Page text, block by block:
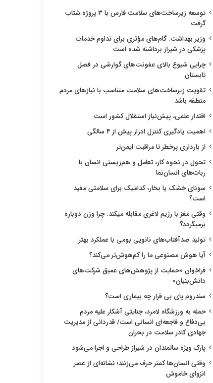
توسعه زیرساخت‌های سلامت فارس با ۳ پروژه شتاب
گرفت
وزیر بهداشت: گام‌های مؤثری برای تداوم خدمات
پزشکی در شیراز برداشته شده است
چرایی شیوع بالای عفونت‌های گوارشی در فصل
تابستان
تقویت زیرساخت‌های سلامت متناسب با نیازهای مردم
منطقه باشد
اقتدار علمی، پیش‌نیاز استقلال کشور است
اهمیت یادگیری کنترل ادرار پیش از ۴ سالگی
از بارداری پرخطر تا مراقبت ایمن‌تر
تحول در نحوه کار، تعامل و هم‌زیستی انسان با
ربات‌های انسان‌نما
سونای خشک یا بخار، کدامیک برای سلامتی مفید
است؟
وقتی مغز با رژیم لاغری مقابله میکند: چرا وزن دوباره
برمیگردد؟
تولید ضدآفتاب‌های نانویی بومی با عملکرد بهتر
آیا هوش مصنوعی ما را کم‌هوش‌تر می‌کند؟
فراخوان «حمایت از پژوهش‌های عمیق شرکت‌های
دانش‌بنیان»
سندروم پای بی قرار چه بیماری است؟
حمله به ورزشگاه لامرد، جنایتی آشکار علیه مردم
بی‌دفاع و فاجعه‌ای انسانی است/ قدردانی از مدیریت
جهادی کادر سلامت در بحران
پارک ویژه سالمندان در شیراز طراحی و اجرا می‌شود
وقتی انسان‌ها کمتر حرف می‌زنند؛ نشانه‌ای از عصر
انزوای خاموش